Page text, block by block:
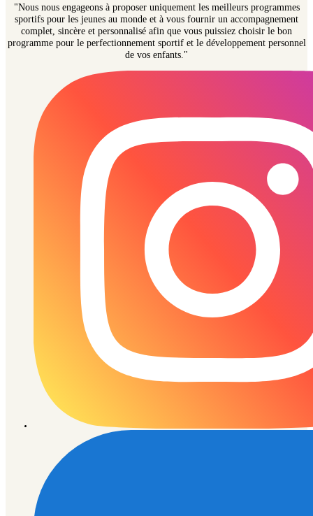
"Nous nous engageons à proposer uniquement les meilleurs programmes
sportifs pour les jeunes au monde et à vous fournir un accompagnement
complet, sincère et personnalisé afin que vous puissiez choisir le bon
programme pour le perfectionnement sportif et le développement personnel
de vos enfants."